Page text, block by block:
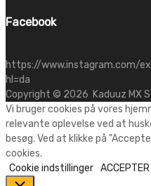
Facebook
https://www.instagram.com/
hl=da
Copyright © 2026 Kaduuz MX
Vi bruger cookies på vores
relevante oplevelse ved at
besøg. Ved at klikke på
cookies.
Cookie indstillinger ACCEPTER